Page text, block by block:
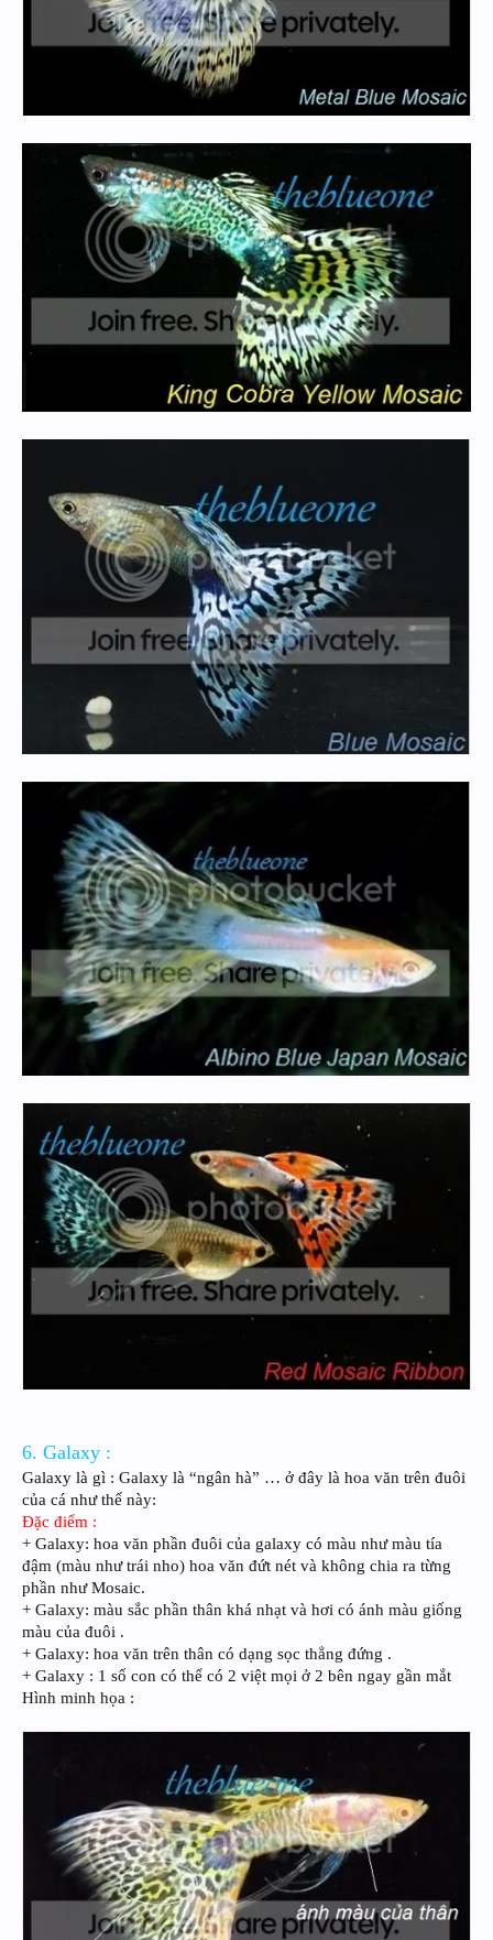
6. Galaxy :
Galaxy là gì : Galaxy là “ngân hà” … ở đây là hoa văn trên đuôi
của cá như thế này:
Đặc điểm :
+ Galaxy: hoa văn phần đuôi của galaxy có màu như màu tía
đậm (màu như trái nho) hoa văn đứt nét và không chia ra từng
phần như Mosaic.
+ Galaxy: màu sắc phần thân khá nhạt và hơi có ánh màu giống
màu của đuôi .
+ Galaxy: hoa văn trên thân có dạng sọc thẳng đứng .
+ Galaxy : 1 số con có thể có 2 việt mọi ở 2 bên ngay gần mắt
Hình minh họa :